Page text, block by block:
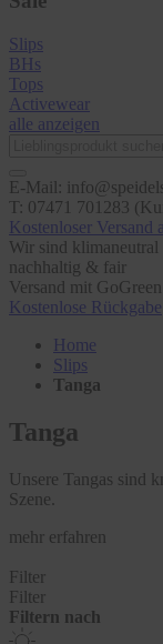
Slips
BHs
Tops
Activewear
alle anzeigen
E-Mail:
T: 07471 701283
Kostenloser Versand
Wir sind klimaneutral
nachhaltig & fair
Versand mit GoGreen
Kostenlose Rückgabe
Home
Slips
Tanga
Tanga
Unsere Tangas sind
Szene.
mehr erfahren
Filter
Filter
Filtern nach